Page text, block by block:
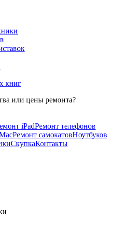
книг
или цены ремонта?
iPadРемонт телефонов
Ремонт самокатовНоутбуков
СкупкаКонтакты